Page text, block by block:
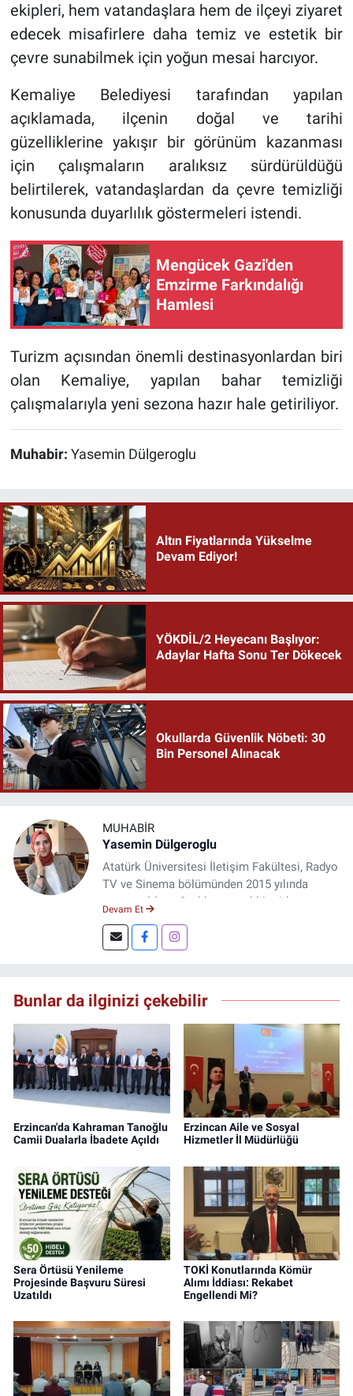
ekipleri, hem vatandaşlara hem de ilçeyi ziyaret
edecek misafirlere daha temiz ve estetik bir
çevre sunabilmek için yoğun mesai harcıyor.
Kemaliye Belediyesi tarafından yapılan
açıklamada, ilçenin doğal ve tarihi
güzelliklerine yakışır bir görünüm kazanması
için çalışmaların aralıksız sürdürüldüğü
belirtilerek, vatandaşlardan da çevre temizliği
konusunda duyarlılık göstermeleri istendi.
Mengücek Gazi'den
Emzirme Farkındalığı
Hamlesi
Turizm açısından önemli destinasyonlardan biri
olan Kemaliye, yapılan bahar temizliği
çalışmalarıyla yeni sezona hazır hale getiriliyor.
Muhabir: Yasemin Dülgeroglu
Altın Fiyatlarında Yükselme
Devam Ediyor!
YÖKDİL/2 Heyecanı Başlıyor:
Adaylar Hafta Sonu Ter Dökecek
Okullarda Güvenlik Nöbeti: 30
Bin Personel Alınacak
MUHABIR
Yasemin Dülgeroglu
Atatürk Üniversitesi İletişim Fakültesi, Radyo
TV ve Sinema bölümünden 2015 yılında
mezun oldum. 3 yıl kurumsal bir şirkette
DoğuGazetesi.com internet haber sitesinde
muhabirlik yapıyor ve içerik üretiyorum.
Devam Et
Bunlar da ilginizi çekebilir
Erzincan'da Kahraman Tanoğlu
Camii Dualarla İbadete Açıldı
Erzincan Aile ve Sosyal
Hizmetler İl Müdürlüğü
Sera Örtüsü Yenileme
Projesinde Başvuru Süresi
Uzatıldı
TOKİ Konutlarında Kömür
Alımı İddiası: Rekabet
Engellendi Mi?